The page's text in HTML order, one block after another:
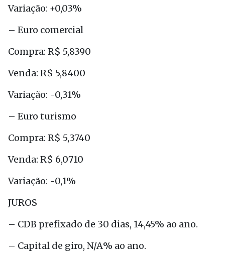
Variação: +0,03%
– Euro comercial
Compra: R$ 5,8390
Venda: R$ 5,8400
Variação: -0,31%
– Euro turismo
Compra: R$ 5,3740
Venda: R$ 6,0710
Variação: -0,1%
JUROS
– CDB prefixado de 30 dias, 14,45% ao ano.
– Capital de giro, N/A% ao ano.